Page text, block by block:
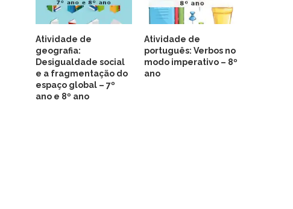
Atividade de
geografia:
Desigualdade social
e a fragmentação do
espaço global – 7º
ano e 8º ano
Atividade de
português: Verbos no
modo imperativo – 8º
ano